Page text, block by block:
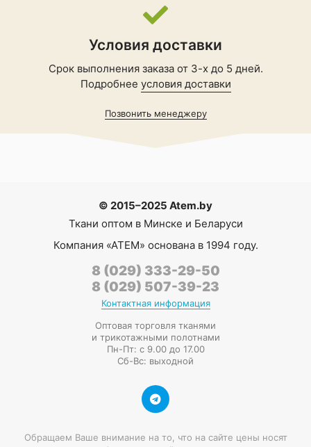
Условия доставки
Срок выполнения заказа от 3-х до 5 дней.
Подробнее условия доставки
Позвонить менеджеру
© 2015–2025 Atem.by
Ткани оптом в Минске и Беларуси
Компания «АТЕМ» основана в 1994 году.
8 (029) 333-29-50
8 (029) 507-39-23
Контактная информация
Оптовая торговля тканями
и трикотажными полотнами
Пн-Пт: с 9.00 до 17.00
Сб-Вс: выходной
Обращаем Ваше внимание на то, что на сайте цены носят